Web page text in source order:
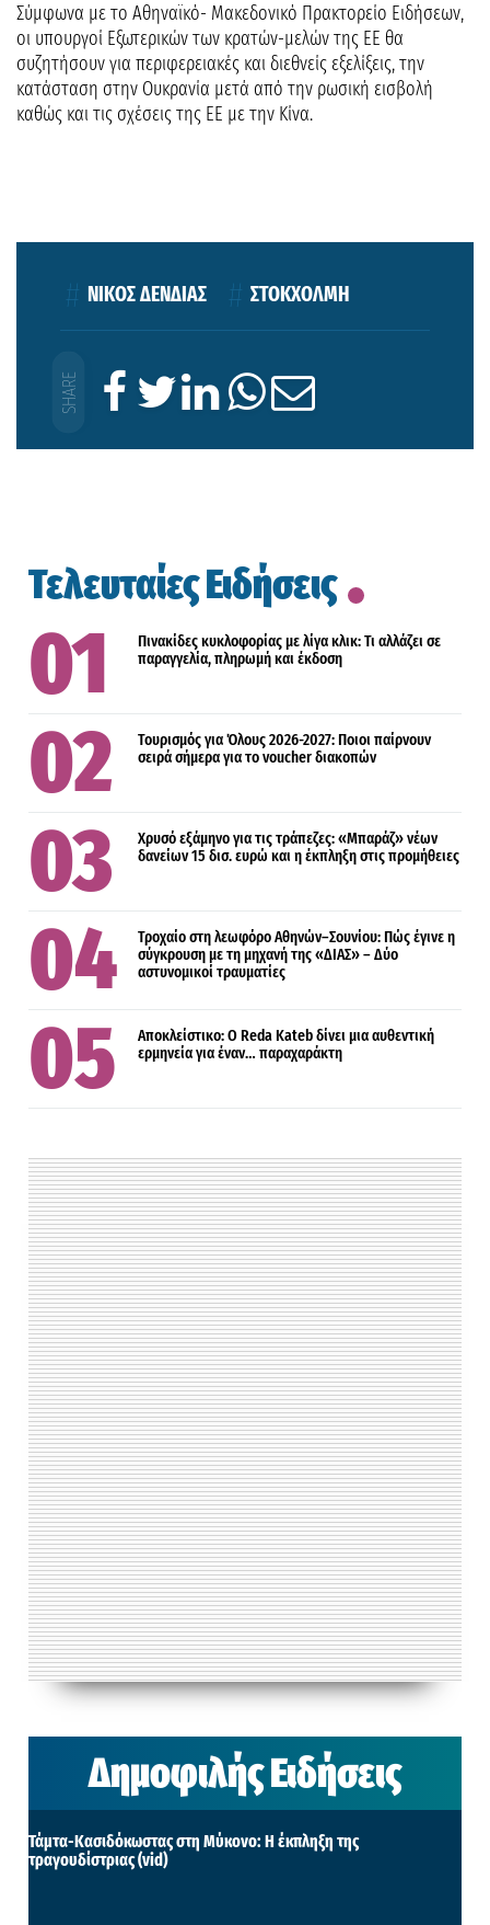
Σύμφωνα με το Αθηναϊκό- Μακεδονικό Πρακτορείο Ειδήσεων,
οι υπουργοί Εξωτερικών των κρατών-μελών της ΕΕ θα
συζητήσουν για περιφερειακές και διεθνείς εξελίξεις, την
κατάσταση στην Ουκρανία μετά από την ρωσική εισβολή
καθώς και τις σχέσεις της ΕΕ με την Κίνα.
ΝΙΚΟΣ ΔΕΝΔΙΑΣ ΣΤΟΚΧΟΛΜΗ
Τελευταίες Ειδήσεις
Πινακίδες κυκλοφορίας με λίγα κλικ: Τι αλλάζει σε
παραγγελία, πληρωμή και έκδοση
Τουρισμός για Όλους 2026-2027: Ποιοι παίρνουν
σειρά σήμερα για το voucher διακοπών
Χρυσό εξάμηνο για τις τράπεζες: «Mπαράζ» νέων
δανείων 15 δισ. ευρώ και η έκπληξη στις προμήθειες
Τροχαίο στη λεωφόρο Αθηνών–Σουνίου: Πώς έγινε η
σύγκρουση με τη μηχανή της «ΔΙΑΣ» – Δύο
αστυνομικοί τραυματίες
Αποκλείστικο: Ο Reda Kateb δίνει μια αυθεντική
ερμηνεία για έναν… παραχαράκτη
Δημοφιλής Ειδήσεις
Τάμτα-Κασιδόκωστας στη Μύκονο: Η έκπληξη της
τραγουδίστριας (vid)